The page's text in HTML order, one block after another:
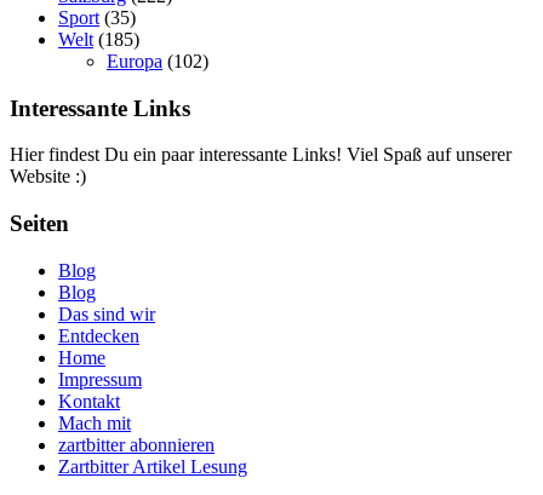
Sport (35)
Welt (185)
Europa (102)
Interessante Links
Hier findest Du ein paar interessante Links! Viel Spaß auf unserer
Website :)
Seiten
Blog
Blog
Das sind wir
Entdecken
Home
Impressum
Kontakt
Mach mit
zartbitter abonnieren
Zartbitter Artikel Lesung